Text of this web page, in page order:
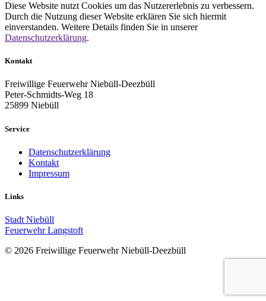
Diese Website nutzt Cookies um das Nutzererlebnis zu verbessern.
Durch die Nutzung dieser Website erklären Sie sich hiermit
einverstanden. Weitere Details finden Sie in unserer
Datenschutzerklärung.
Kontakt
Freiwillige Feuerwehr Niebüll-Deezbüll
Peter-Schmidts-Weg 18
25899 Niebüll
Service
Datenschutzerklärung
Kontakt
Impressum
Links
Stadt Niebüll
Feuerwehr Langstoft
© 2026 Freiwillige Feuerwehr Niebüll-Deezbüll